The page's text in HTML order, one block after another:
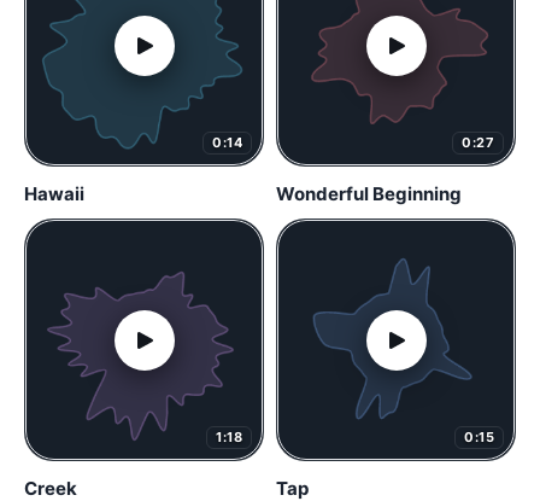
0:14
Hawaii
0:27
Wonderful Beginning
1:18
Creek
0:15
Tap